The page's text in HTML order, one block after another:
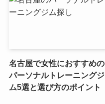
名古屋で女性におすすめの
パーソナルトレーニングジ
ム5選と選び方のポイント